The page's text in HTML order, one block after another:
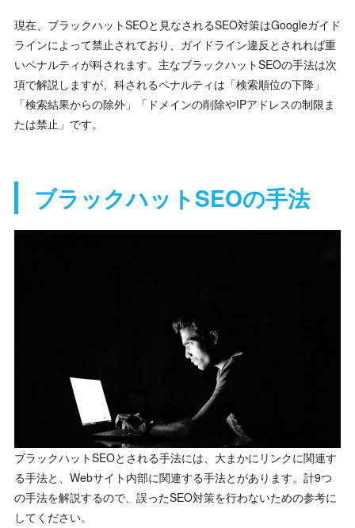
現在、ブラックハットSEOと見なされるSEO対策はGoogleガイド
ラインによって禁止されており、ガイドライン違反とされれば重
いペナルティが科されます。主なブラックハットSEOの手法は次
項で解説しますが、科されるペナルティは「検索順位の下降」
「検索結果からの除外」「ドメインの削除やIPアドレスの制限ま
たは禁止」です。
ブラックハットSEOの手法
ブラックハットSEOとされる手法には、大まかにリンクに関連す
る手法と、Webサイト内部に関連する手法とがあります。計9つ
の手法を解説するので、誤ったSEO対策を行わないための参考に
してください。